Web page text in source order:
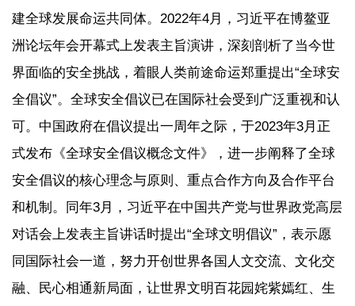
建全球发展命运共同体。2022年4月，习近平在博鳌亚
洲论坛年会开幕式上发表主旨演讲，深刻剖析了当今世
界面临的安全挑战，着眼人类前途命运郑重提出“全球安
全倡议”。全球安全倡议已在国际社会受到广泛重视和认
可。中国政府在倡议提出一周年之际，于2023年3月正
式发布《全球安全倡议概念文件》，进一步阐释了全球
安全倡议的核心理念与原则、重点合作方向及合作平台
和机制。同年3月，习近平在中国共产党与世界政党高层
对话会上发表主旨讲话时提出“全球文明倡议”，表示愿
同国际社会一道，努力开创世界各国人文交流、文化交
融、民心相通新局面，让世界文明百花园姹紫嫣红、生